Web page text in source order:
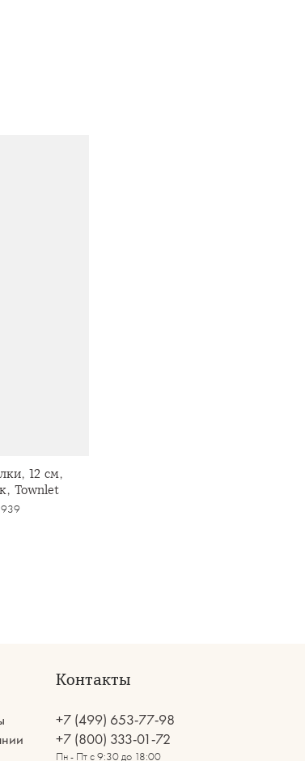
12 см,
Townlet
Контакты
+7 (499) 653-77-98
+7 (800) 333-01-72
Пн - Пт с 9:30 до 18:00